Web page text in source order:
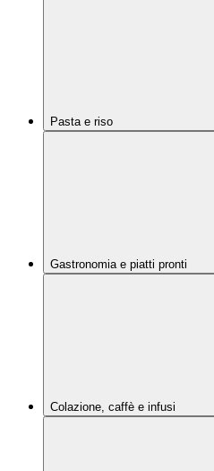
Pasta e riso
Gastronomia e piatti pronti
Colazione, caffè e infusi